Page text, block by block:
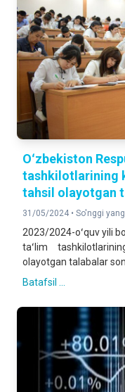
Oʻzbekiston
tashkilotlarining
tahsil olayotgan
31/05/2024 • So'nggi
2023/2024-oʻquv yili
taʻlim
olayotgan talabalar
Batafsil ...